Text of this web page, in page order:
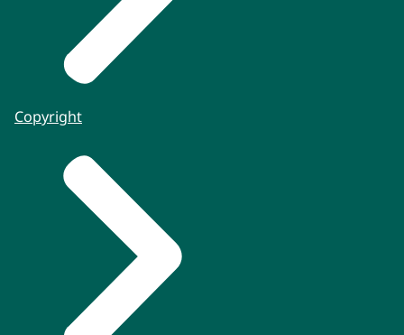
Copyright